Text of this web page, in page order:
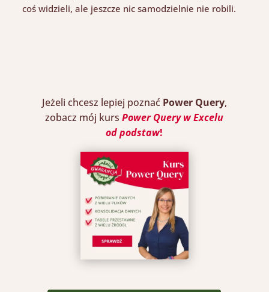
coś widzieli, ale jeszcze nic samodzielnie nie robili.
Jeżeli chcesz lepiej poznać Power Query,
zobacz mój kurs Power Queryw Excelu
od podstaw!